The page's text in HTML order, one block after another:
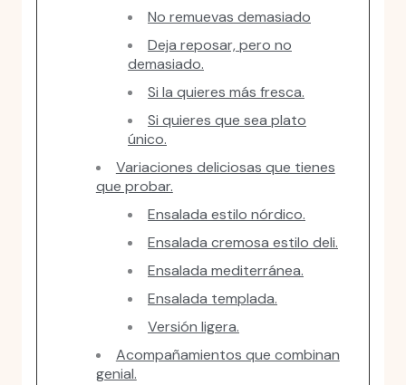
No remuevas demasiado
Deja reposar, pero no
demasiado.
Si la quieres más fresca.
Si quieres que sea plato
único.
Variaciones deliciosas que tienes
que probar.
Ensalada estilo nórdico.
Ensalada cremosa estilo deli.
Ensalada mediterránea.
Ensalada templada.
Versión ligera.
Acompañamientos que combinan
genial.